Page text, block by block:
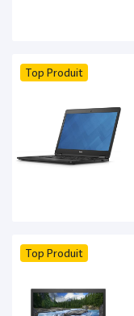
Top Produit
Top Produit